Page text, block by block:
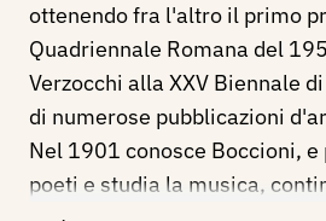
ottenendo fra l'altro il primo
Quadriennale Romana del
Verzocchi alla XXV Biennale
di numerose pubblicazioni
Nel 1901 conosce Boccioni, e
poeti e studia la musica,